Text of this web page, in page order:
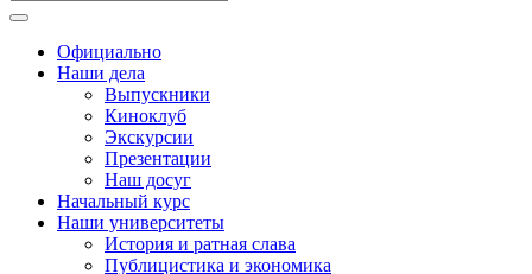
Официально
Наши дела
Выпускники
Киноклуб
Экскурсии
Презентации
Наш досуг
Начальный курс
Наши университеты
История и ратная слава
Публицистика и экономика